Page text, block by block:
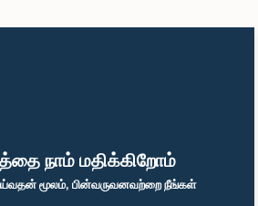
நாம் மதிக்கிறோம்
மூலம், பின்வருவனவற்றை நீங்கள்